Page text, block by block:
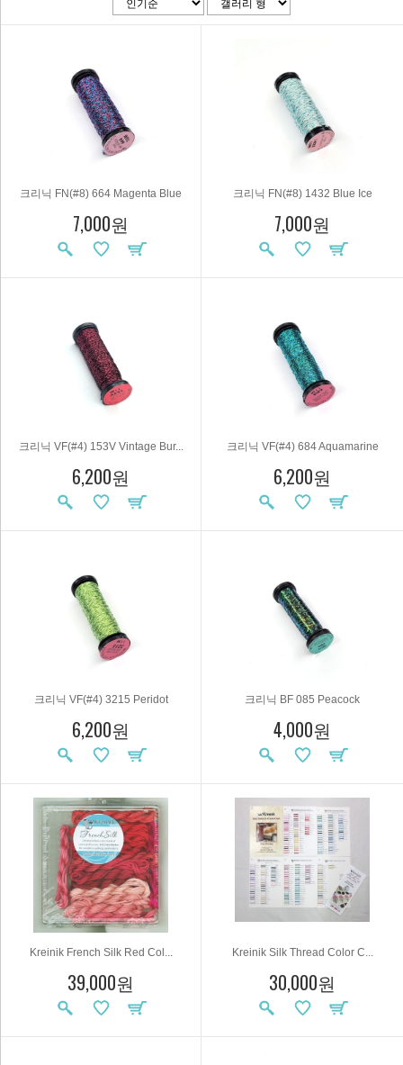
크리닉 FN(#8) 664 Magenta Blue
7,000원
크리닉 FN(#8) 1432 Blue Ice
7,000원
크리닉 VF(#4) 153V Vintage Bur...
6,200원
크리닉 VF(#4) 684 Aquamarine
6,200원
크리닉 VF(#4) 3215 Peridot
6,200원
크리닉 BF 085 Peacock
4,000원
Kreinik French Silk Red Col...
39,000원
Kreinik Silk Thread Color C...
30,000원